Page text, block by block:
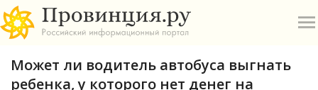
Может ли водитель автобуса выгнать
ребенка, у которого нет денег на